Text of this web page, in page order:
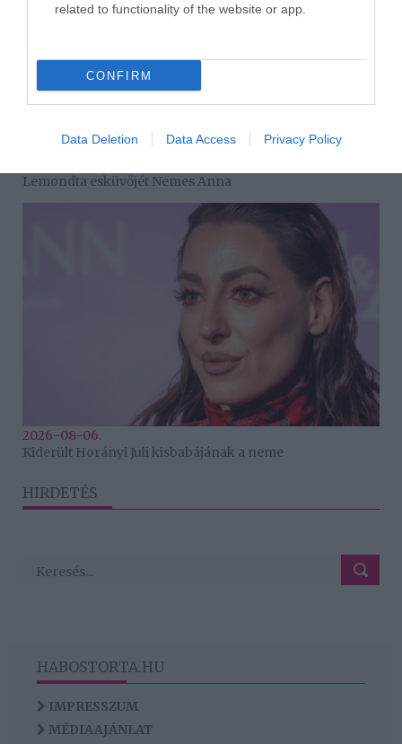
related to functionality of the website or app.
CONFIRM
Data Deletion Data Access Privacy Policy
Lemondta esküvőjét Nemes Anna
2026-08-06.
Kiderült Horányi Juli kisbabájának a neme
HIRDETÉS
HABOSTORTA.HU
IMPRESSZUM
MÉDIAAJÁNLAT